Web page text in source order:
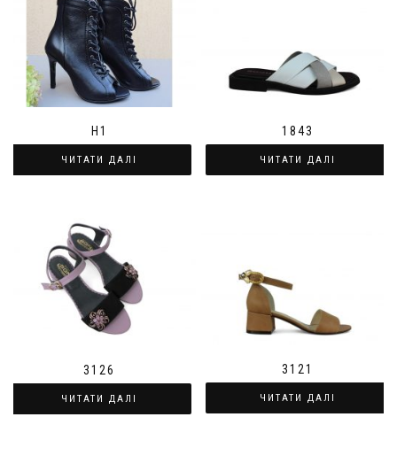
H1
ЧИТАТИ ДАЛІ
1843
ЧИТАТИ ДАЛІ
3126
ЧИТАТИ ДАЛІ
3121
ЧИТАТИ ДАЛІ